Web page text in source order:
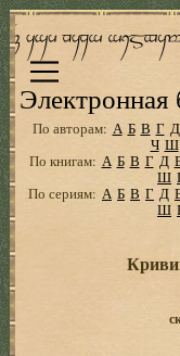
Электронная
По авторам: А Б В Г Д
Ч Ш
По книгам: А Б В Г Д
Ш
По сериям: А Б В Г Д
Ш